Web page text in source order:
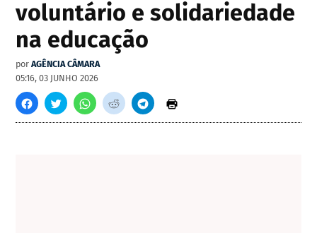
voluntário e solidariedade
na educação
por AGÊNCIA CÂMARA
05:16, 03 JUNHO 2026